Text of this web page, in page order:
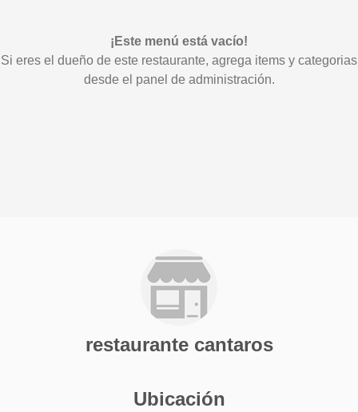
¡Este menú está vacío!
Si eres el dueño de este restaurante, agrega items y categorias
desde el panel de administración.
restaurante cantaros
Ubicación